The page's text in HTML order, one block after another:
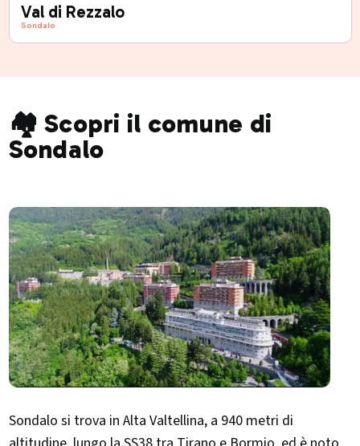
Val di Rezzalo
Sondalo
🏘️ Scopri il comune di
Sondalo
Sondalo si trova in Alta Valtellina, a 940 metri di